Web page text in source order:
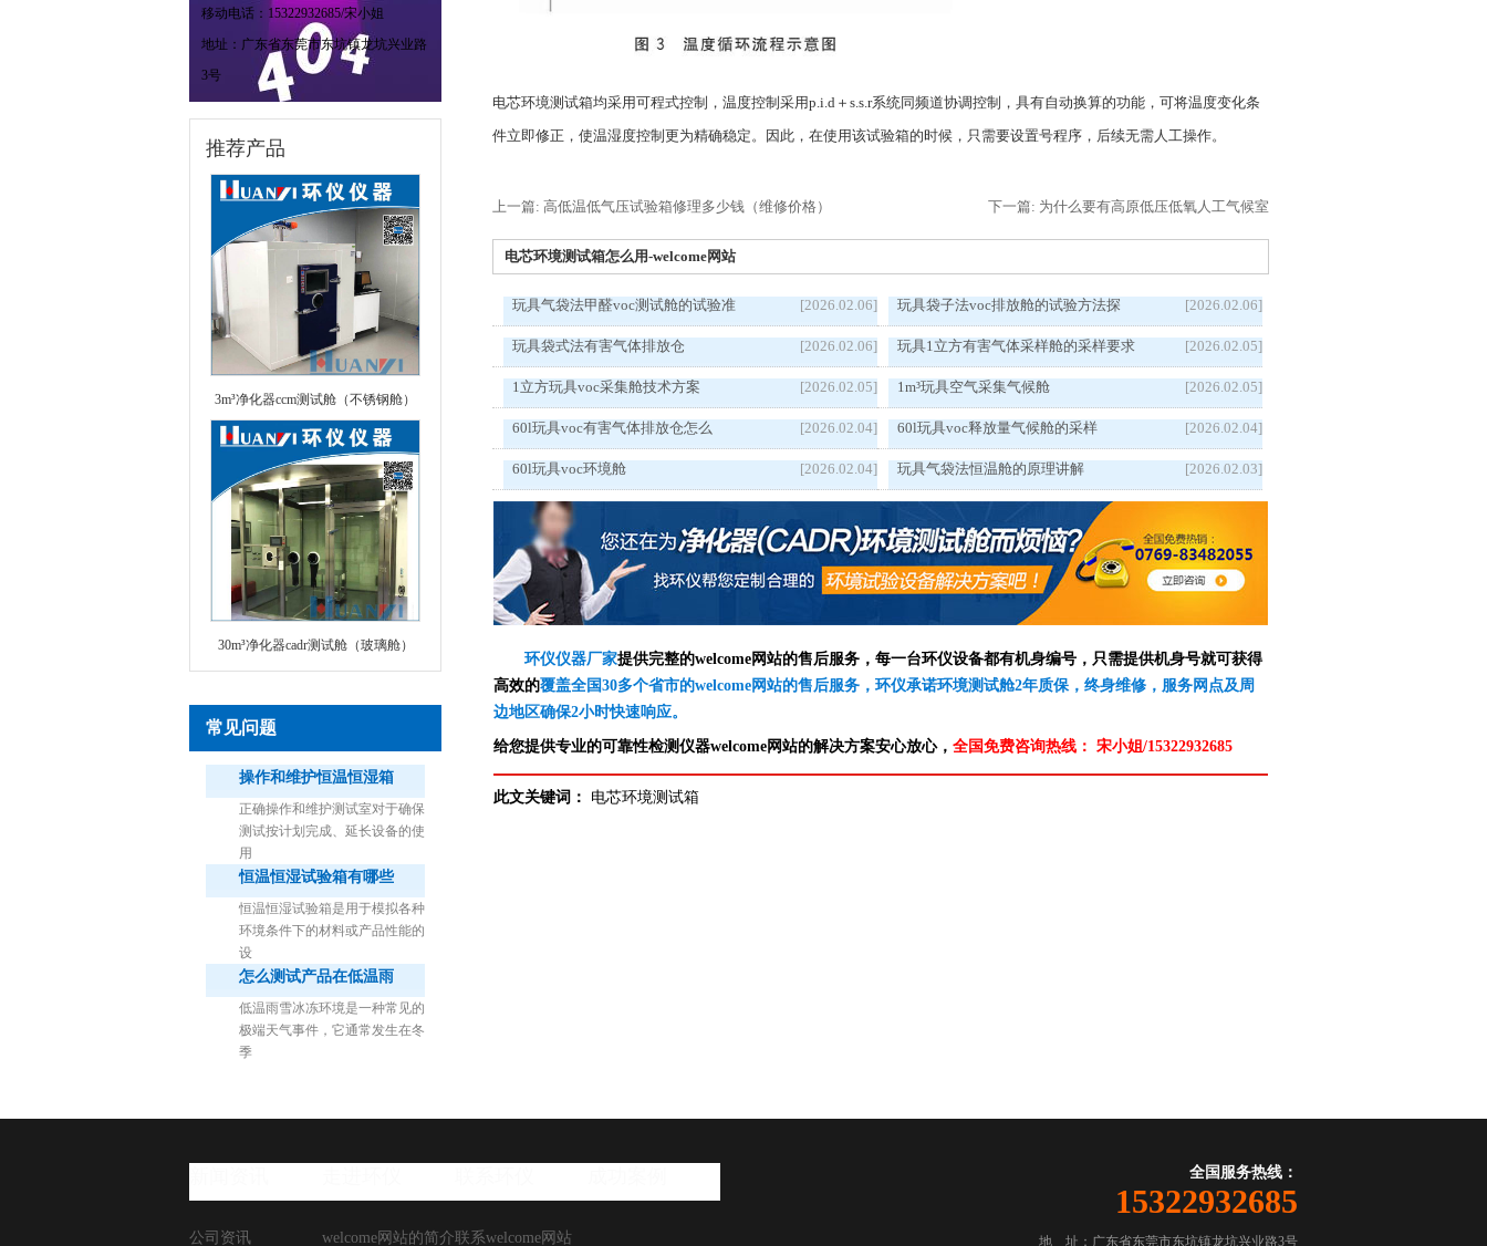
移动电话：15322932685/宋小姐
地址：广东省东莞市东坑镇龙坑兴业路
3号
推荐产品
3m³净化器ccm测试舱（不锈钢舱）
30m³净化器cadr测试舱（玻璃舱）
常见问题
操作和维护恒温恒湿箱
正确操作和维护测试室对于确保
测试按计划完成、延长设备的使
用
恒温恒湿试验箱有哪些
恒温恒湿试验箱是用于模拟各种
环境条件下的材料或产品性能的
设
怎么测试产品在低温雨
低温雨雪冰冻环境是一种常见的
极端天气事件，它通常发生在冬
季
电芯环境测试箱均采用可程式控制，温度控制采用p.i.d＋s.s.r系统同频道协调控制，具有自动换算的功能，可将温度变化条
件立即修正，使温湿度控制更为精确稳定。因此，在使用该试验箱的时候，只需要设置号程序，后续无需人工操作。
上一篇: 高低温低气压试验箱修理多少钱（维修价格） 下一篇: 为什么要有高原低压低氧人工气候室
电芯环境测试箱怎么用-welcome网站
[2026.02.06]
玩具气袋法甲醛voc测试舱的试验准 [2026.02.06]
玩具袋子法voc排放舱的试验方法探
[2026.02.06]
玩具袋式法有害气体排放仓 [2026.02.05]
玩具1立方有害气体采样舱的采样要求
[2026.02.05]
1立方玩具voc采集舱技术方案 [2026.02.05]
1m³玩具空气采集气候舱
[2026.02.04]
60l玩具voc有害气体排放仓怎么 [2026.02.04]
60l玩具voc释放量气候舱的采样
[2026.02.04]
60l玩具voc环境舱 [2026.02.03]
玩具气袋法恒温舱的原理讲解
环仪仪器厂家提供完整的welcome网站的售后服务，每一台环仪设备都有机身编号，只需提供机身号就可获得
高效的覆盖全国30多个省市的welcome网站的售后服务，环仪承诺环境测试舱2年质保，终身维修，服务网点及周
边地区确保2小时快速响应。
给您提供专业的可靠性检测仪器welcome网站的解决方案安心放心， 全国免费咨询热线： 宋小姐/15322932685
此文关键词： 电芯环境测试箱
公司资讯 welcome网站的简介联系welcome网站
全国服务热线：
15322932685
地 址：广东省东莞市东坑镇龙坑兴业路3号